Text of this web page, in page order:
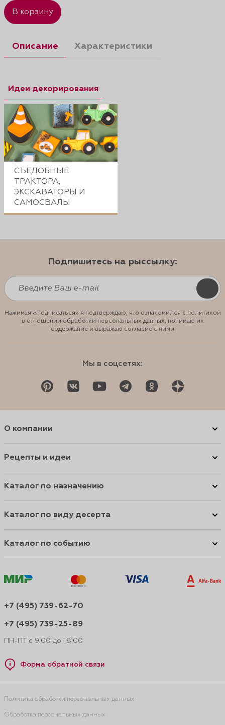
В корзину
Описание Характеристики
Идеи декорирования
СЪЕДОБНЫЕ
ТРАКТОРА,
ЭКСКАВАТОРЫ И
САМОСВАЛЫ
Подпишитесь на рыссылку:
Нажимая «Подписаться» я подтверждаю, что ознакомился с политикой
в отношении обработки персональных данных, понимаю их
содержание и выражаю согласие с ними
Мы в соцсетях:
О компании
Рецепты и идеи
Каталог по назначению
Каталог по виду десерта
Каталог по событию
+7 (495) 739-62-70
+7 (495) 739-25-89
ПН-ПТ с 9:00 до 18:00
Форма обратной связи
Политика обработки персональных данных
Обработка персональных данных